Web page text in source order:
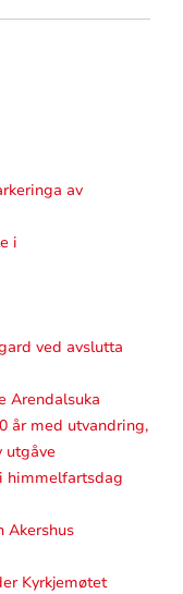
av
i
ved avslutta
Arendalsuka
år med utvandring,
utgåve
himmelfartsdag
Akershus
Kyrkjemøtet